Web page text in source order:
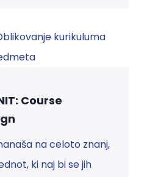
Course
na celoto znanj,
ki naj bi se jih